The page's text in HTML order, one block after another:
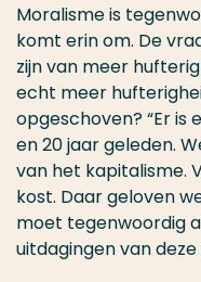
Moralisme is
komt erin om. De
zijn van meer
echt meer
opgeschoven? “Er is
en 20 jaar geleden.
van het kapitalisme.
kost. Daar geloven
moet tegenwoordig
uitdagingen van deze